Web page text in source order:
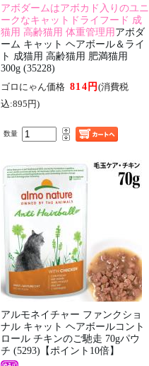
アボダームはアボカド入りのユニ
ークなキャットドライフード 成
猫用 高齢猫用 体重管理用アボダ
ーム キャット ヘアボール＆ライ
ト 成猫用 高齢猫用 肥満猫用
300g (35228)
ゴロにゃん価格 814円(消費税
込:895円)
数量
アルモネイチャー ファンクショ
ナル キャット ヘアボールコント
ロール チキンのご馳走 70gパウ
チ (5293)【ポイント10倍】